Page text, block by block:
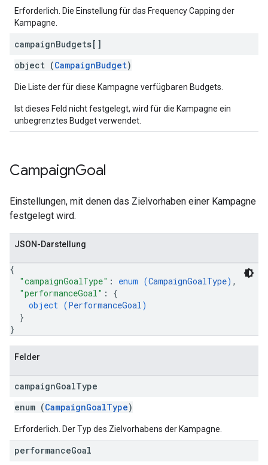
Erforderlich. Die Einstellung für das Frequency Capping der
Kampagne.
campaignBudgets[]
object (CampaignBudget)
Die Liste der für diese Kampagne verfügbaren Budgets.
Ist dieses Feld nicht festgelegt, wird für die Kampagne ein
unbegrenztes Budget verwendet.
CampaignGoal
Einstellungen, mit denen das Zielvorhaben einer Kampagne
festgelegt wird.
JSON-Darstellung
{
"campaignGoalType" : enum (CampaignGoalType) ,
"performanceGoal" : {
object (PerformanceGoal)
}
}
Felder
campaignGoalType
enum (CampaignGoalType)
Erforderlich. Der Typ des Zielvorhabens der Kampagne.
performanceGoal